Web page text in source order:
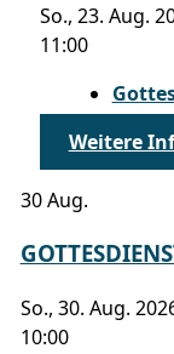
So., 23. Aug.
11:00
Weitere
30Aug.
So., 30. Aug.
10:00